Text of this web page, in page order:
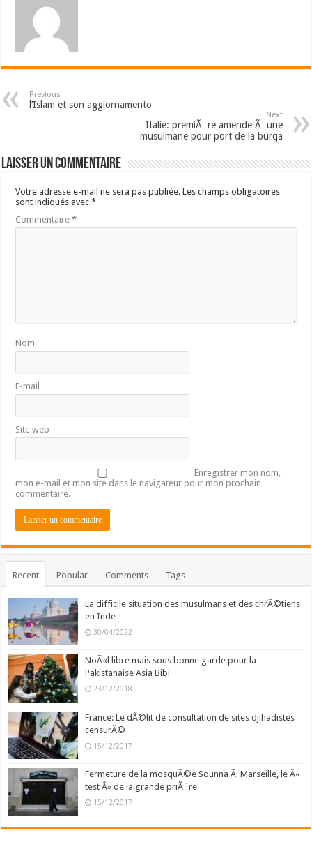
Previous
l’Islam et son aggiornamento
Next
Italie: premiÃ¨re amende Ã une
musulmane pour port de la burqa
Laisser un commentaire
Votre adresse e-mail ne sera pas publiée. Les champs obligatoires
sont indiqués avec*
Commentaire*
Nom
E-mail
Site web
Enregistrer mon nom,
mon e-mail et mon site dans le navigateur pour mon prochain
commentaire.
Recent Popular Comments Tags
La difficile situation des musulmans et des chrÃ©tiens
en Inde
30/04/2022
NoÃ«l libre mais sous bonne garde pour la
Pakistanaise Asia Bibi
23/12/2018
France: Le dÃ©lit de consultation de sites djihadistes
censurÃ©
15/12/2017
Fermeture de la mosquÃ©e Sounna Ã Marseille, le Â«
test Â» de la grande priÃ¨re
15/12/2017